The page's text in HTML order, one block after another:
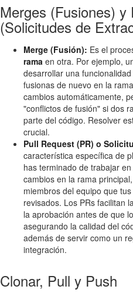
Merges (Fusiones) y
(Solicitudes de
Merge (Fusión): Es el
rama en otra. Por ejemplo,
desarrollar una
fusionas de nuevo en la rama
cambios automáticamente,
"conflictos de fusión" si dos
parte del código. Resolver
crucial.
Pull Request (PR) o
característica específica de
has terminado de trabajar en
cambios en la rama
miembros del equipo que
revisados. Los PRs facilitan
la aprobación antes de que
asegurando la calidad del
además de servir como un
integración.
Clonar, Pull y Push